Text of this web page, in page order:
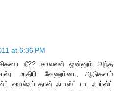
at 6:36 PM
நீ?? காவலன் ஒன்னும் அந்த
மாதிரி. வேணும்னா, ஆடுகளம்
ஹால்ஃப் தான் ஃபாஸ்ட் பா. ஃபர்ஸ்ட்